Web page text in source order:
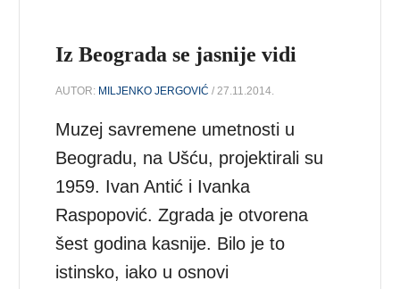
Iz Beograda se jasnije vidi
AUTOR: MILJENKO JERGOVIĆ / 27.11.2014.
Muzej savremene umetnosti u
Beogradu, na Ušću, projektirali su
1959. Ivan Antić i Ivanka
Raspopović. Zgrada je otvorena
šest godina kasnije. Bilo je to
istinsko, iako u osnovi